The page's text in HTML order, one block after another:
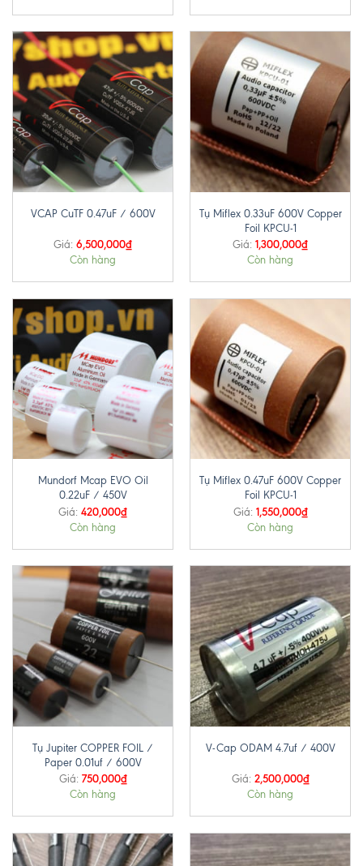
VCAP CuTF 0.47uF / 600V
Giá: 6,500,000₫
Còn hàng
Tụ Miflex 0.33uF 600V Copper
Foil KPCU-1
Giá: 1,300,000₫
Còn hàng
Mundorf Mcap EVO Oil
0.22uF / 450V
Giá: 420,000₫
Còn hàng
Tụ Miflex 0.47uF 600V Copper
Foil KPCU-1
Giá: 1,550,000₫
Còn hàng
Tụ Jupiter COPPER FOIL /
Paper 0.01uf / 600V
Giá: 750,000₫
Còn hàng
V-Cap ODAM 4.7uf / 400V
Giá: 2,500,000₫
Còn hàng